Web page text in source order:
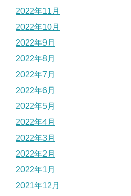
2022年11月
2022年10月
2022年9月
2022年8月
2022年7月
2022年6月
2022年5月
2022年4月
2022年3月
2022年2月
2022年1月
2021年12月